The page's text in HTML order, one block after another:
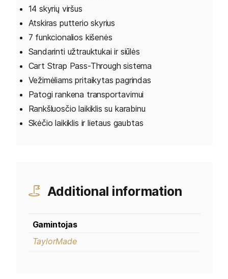
14 skyrių viršus
Atskiras putterio skyrius
7 funkcionalios kišenės
Sandarinti užtrauktukai ir siūlės
Cart Strap Pass-Through sistema
Vežimėliams pritaikytas pagrindas
Patogi rankena transportavimui
Rankšluosčio laikiklis su karabinu
Skėčio laikiklis ir lietaus gaubtas
Additional information
Gamintojas
TaylorMade